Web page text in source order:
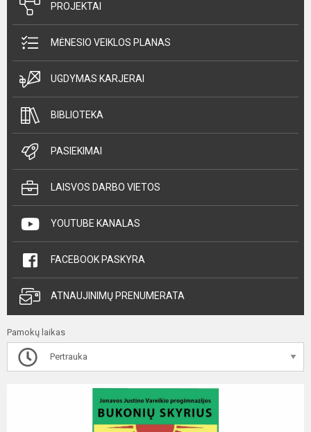
PROJEKTAI
MĖNESIO VEIKLOS PLANAS
UGDYMAS KARJERAI
BIBLIOTEKA
PASIEKIMAI
LAISVOS DARBO VIETOS
YOUTUBE KANALAS
FACEBOOK PASKYRA
ATNAUJINIMŲ PRENUMERATA
Pamokų laikas
Pertrauka